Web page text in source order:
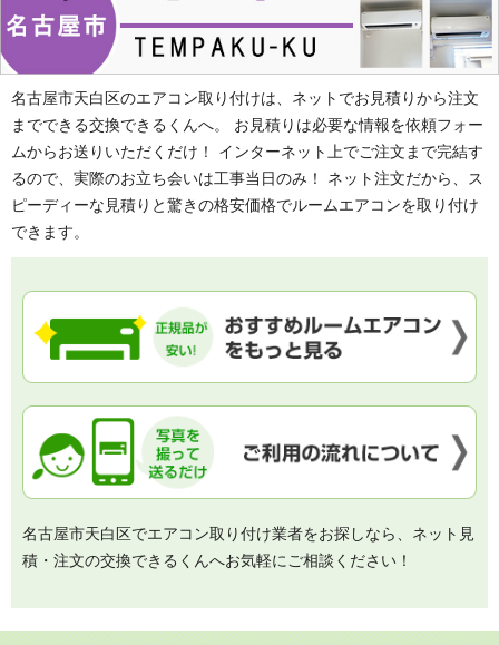
名古屋市天白区のエアコン取り付けは、ネットでお見積りから注文
までできる交換できるくんへ。 お見積りは必要な情報を依頼フォー
ムからお送りいただくだけ！ インターネット上でご注文まで完結す
るので、実際のお立ち会いは工事当日のみ！ ネット注文だから、ス
ピーディーな見積りと驚きの格安価格でルームエアコンを取り付け
できます。
名古屋市天白区でエアコン取り付け業者をお探しなら、ネット見
積・注文の交換できるくんへお気軽にご相談ください！